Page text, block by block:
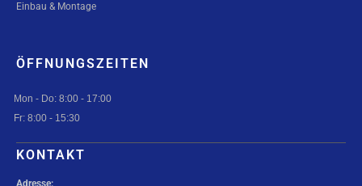
Einbau & Montage
ÖFFNUNGSZEITEN
Mon - Do: 8:00 - 17:00
Fr: 8:00 - 15:30
KONTAKT